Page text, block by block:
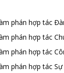
phán hợp tác
phán hợp tác
phán hợp tác
phán hợp tác Sự